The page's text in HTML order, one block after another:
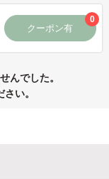
クーポン有
0
んでした。
い。